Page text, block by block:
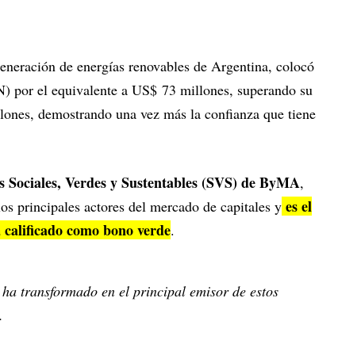
de energías renovables de Argentina, colocó
por el equivalente a US$ 73 millones, superando su
demostrando una vez más la confianza que tiene
Sociales, Verdes y Sustentables (SVS) de ByMA,
principales actores del mercado de capitales y es el
como bono verde.
transformado en el principal emisor de estos